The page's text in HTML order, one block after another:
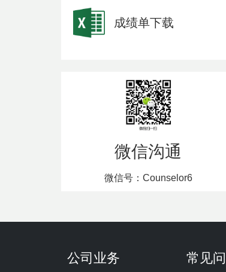
成绩单下载
微信沟通
微信号：Counselor6
公司业务 常见